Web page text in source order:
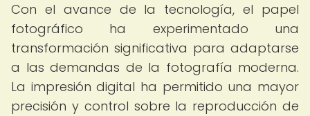
Con el avance de la tecnología, el papel
fotográfico ha experimentado una
transformación significativa para adaptarse
a las demandas de la fotografía moderna.
La impresión digital ha permitido una mayor
precisión y control sobre la reproducción de